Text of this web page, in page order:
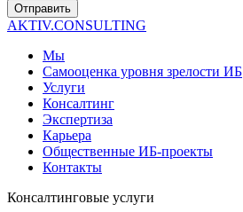
Отправить
AKTIV.CONSULTING
Мы
Самооценка уровня зрелости ИБ
Услуги
Консалтинг
Экспертиза
Карьера
Общественные ИБ-проекты
Контакты
Консалтинговые услуги